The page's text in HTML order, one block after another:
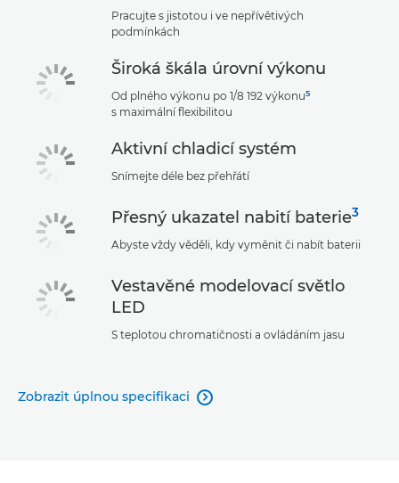
Pracujte s jistotou i ve nepřívětivých
podmínkách
Široká škála úrovní výkonu
Od plného výkonu po 1/8 192 výkonu5
s maximální flexibilitou
Aktivní chladicí systém
Snímejte déle bez přehřátí
Přesný ukazatel nabití baterie3
Abyste vždy věděli, kdy vyměnit či nabít baterii
Vestavěné modelovací světlo
LED
S teplotou chromatičnosti a ovládáním jasu
Zobrazit úplnou specifikaci 